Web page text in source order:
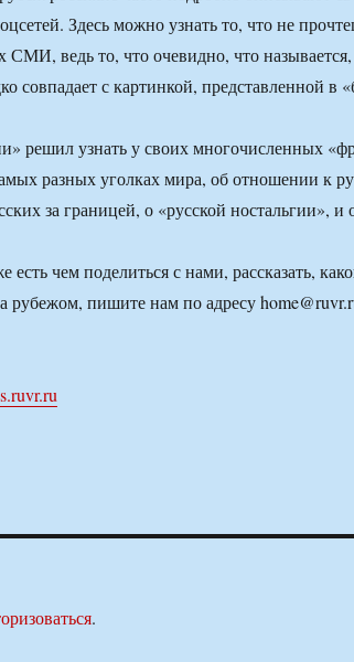
Здесь можно узнать то, что не
ведь то, что очевидно, что называется,
совпадает с картинкой, представленной в
решил узнать у своих многочисленных
разных уголках мира, об отношении к
за границей, о «русской ностальгии»,
есть чем поделиться с нами, рассказать,
рубежом, пишите нам по адресу
.